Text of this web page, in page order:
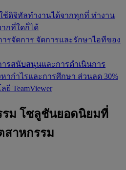
ช้ดิจิทัลทำงานได้จากทุกที่ ทำงาน
กที่ใดก็ได้
รจัดการ จัดการและรักษาไอทีของ
ารสนับสนุนและการดำเนินการ
ากำไรและการศึกษา ส่วนลด 30%
TeamViewer
ม โซลูชันยอดนิยมที่
สาหกรรม